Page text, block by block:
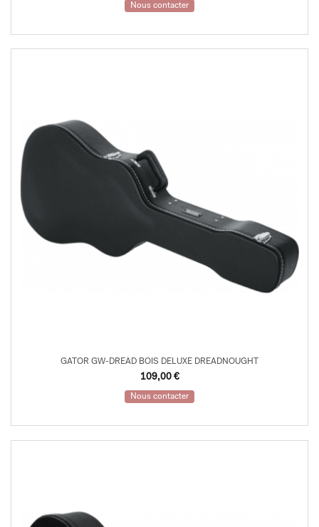
Nous contacter
GATOR GW-DREAD BOIS DELUXE DREADNOUGHT
109,00 €
Nous contacter